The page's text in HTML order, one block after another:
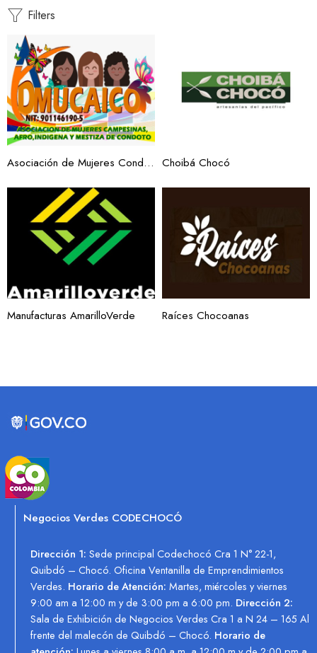
Filters
Asociación de Mujeres Condoteñas Empoderadas del Campo ADMUCAICO Choibá Chocó
Manufacturas AmarilloVerde Raíces Chocoanas
Negocios Verdes CODECHOCÓ
Dirección 1: Sede principal Codechocó Cra 1 N° 22-1,
Quibdó – Chocó. Oficina Ventanilla de Emprendimientos
Verdes. Horario de Atención: Martes, miércoles y viernes
9:00 am a 12:00 m y de 3:00 pm a 6:00 pm. Dirección 2:
Sala de Exhibición de Negocios Verdes Cra 1 a N 24 – 165 Al
frente del malecón de Quibdó – Chocó. Horario de